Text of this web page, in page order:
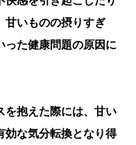
甘いものの摂りすぎ
った健康問題の原因に
を抱えた際には、甘い
効な気分転換となり得